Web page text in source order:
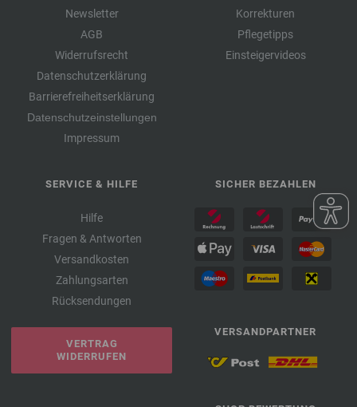
Newsletter
AGB
Widerrufsrecht
Datenschutzerklärung
Barrierefreiheitserklärung
Datenschutzeinstellungen
Impressum
Korrekturen
Pflegetipps
Einsteigervideos
SERVICE & HILFE
Hilfe
Fragen & Antworten
Versandkosten
Zahlungsarten
Rücksendungen
VERTRAG
WIDERRUFEN
SICHER BEZAHLEN
VERSANDPARTNER